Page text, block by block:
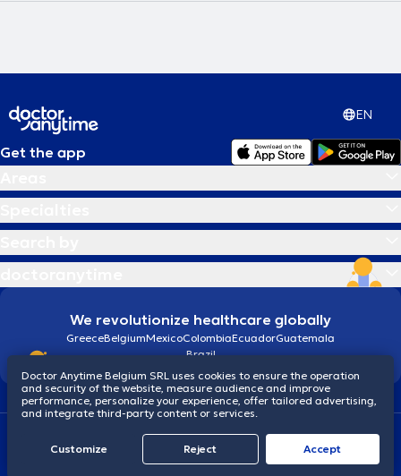
EN
Get the app
We revolutionize healthcare globally
GreeceBelgiumMexicoColombiaEcuadorGuatemala
Brazil
Terms and conditionsCookiesPrivacy policy
© 2026 doctoranytime
Doctor Anytime Belgium SRL uses cookies to ensure the operation
and security of the website, measure audience and improve
performance, personalize your experience, offer tailored advertising,
and integrate third-party content or services.
Customize Reject Accept